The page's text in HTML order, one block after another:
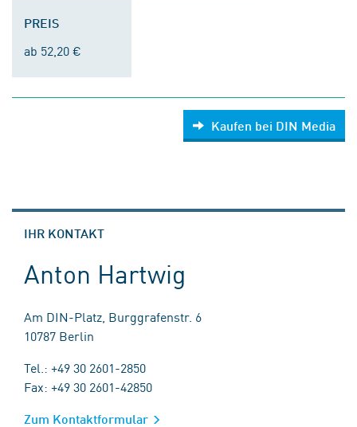
PREIS
ab 52,20 €
Kaufen bei DIN Media
IHR KONTAKT
Anton Hartwig
Am DIN-Platz, Burggrafenstr. 6
10787 Berlin
Tel.: +49 30 2601-2850
Fax: +49 30 2601-42850
Zum Kontaktformular